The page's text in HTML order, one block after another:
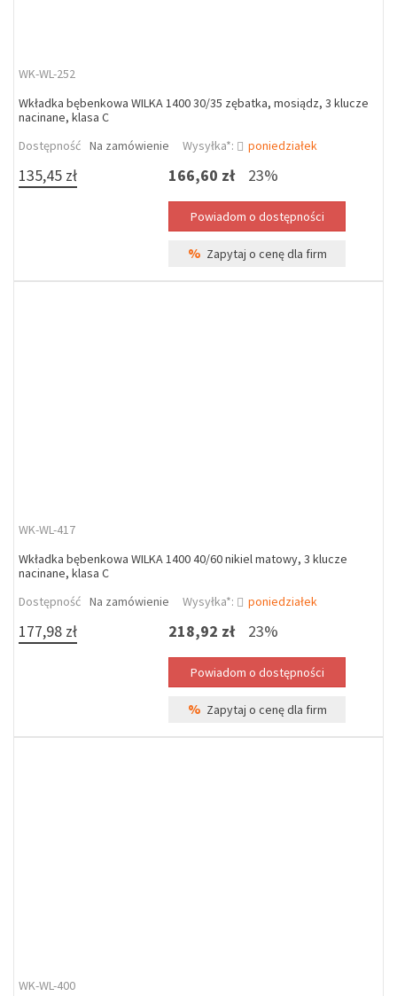
WK-WL-252
Wkładka bębenkowa WILKA 1400 30/35 zębatka, mosiądz, 3 klucze
nacinane, klasa C
Dostępność Na zamówienie Wysyłka*: poniedziałek
135,45 zł 166,60 zł 23%
% Zapytaj o cenę dla firm
WK-WL-417
Wkładka bębenkowa WILKA 1400 40/60 nikiel matowy, 3 klucze
nacinane, klasa C
Dostępność Na zamówienie Wysyłka*: poniedziałek
177,98 zł 218,92 zł 23%
% Zapytaj o cenę dla firm
WK-WL-400